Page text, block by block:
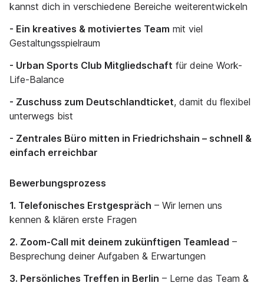
kannst dich in verschiedene Bereiche weiterentwickeln
- Ein kreatives & motiviertes Team mit viel
Gestaltungsspielraum
- Urban Sports Club Mitgliedschaft für deine Work-
Life-Balance
- Zuschuss zum Deutschlandticket, damit du flexibel
unterwegs bist
- Zentrales Büro mitten in Friedrichshain – schnell &
einfach erreichbar
Bewerbungsprozess
1. Telefonisches Erstgespräch – Wir lernen uns
kennen & klären erste Fragen
2. Zoom-Call mit deinem zukünftigen Teamlead –
Besprechung deiner Aufgaben & Erwartungen
3. Persönliches Treffen in Berlin – Lerne das Team &